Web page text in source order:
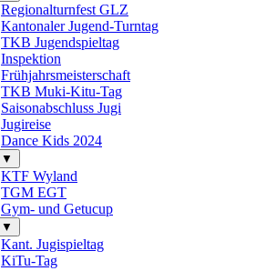
Regionalturnfest GLZ
Kantonaler Jugend-Turntag
TKB Jugendspieltag
Inspektion
Frühjahrsmeisterschaft
TKB Muki-Kitu-Tag
Saisonabschluss Jugi
Jugireise
Dance Kids 2024
▼
KTF Wyland
TGM EGT
Gym- und Getucup
▼
Kant. Jugispieltag
KiTu-Tag